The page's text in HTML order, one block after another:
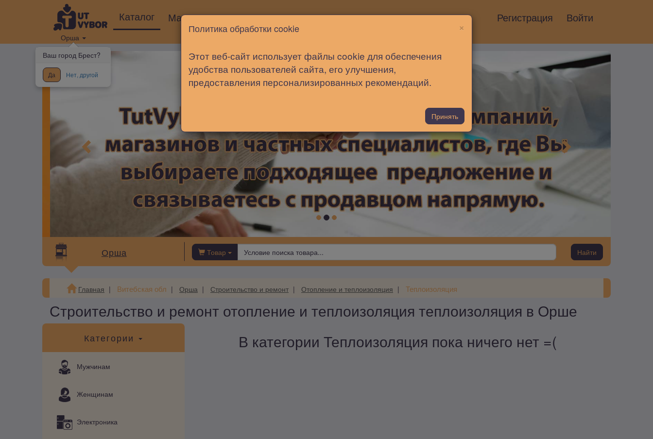
Орша
Ваш город Брест?
Да Нет, другой
Каталог Магазины Новости Статьи Помощь Регистрация Войти
Орша Товар Найти
Главная Витебская обл Орша Строительство и ремонт Отопление и теплоизоляция Теплоизоляция
Строительство и ремонт отопление и теплоизоляция теплоизоляция в Орше
Категории
Мужчинам
Женщинам
Электроника
В категории Теплоизоляция пока ничего нет =(
×
Политика обработки cookie
Этот веб-сайт использует файлы cookie для обеспечения
удобства пользователей сайта, его улучшения,
предоставления персонализированных рекомендаций.
Принять